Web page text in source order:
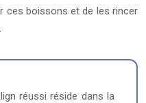
ces boissons et de les rincer
réussi réside dans la